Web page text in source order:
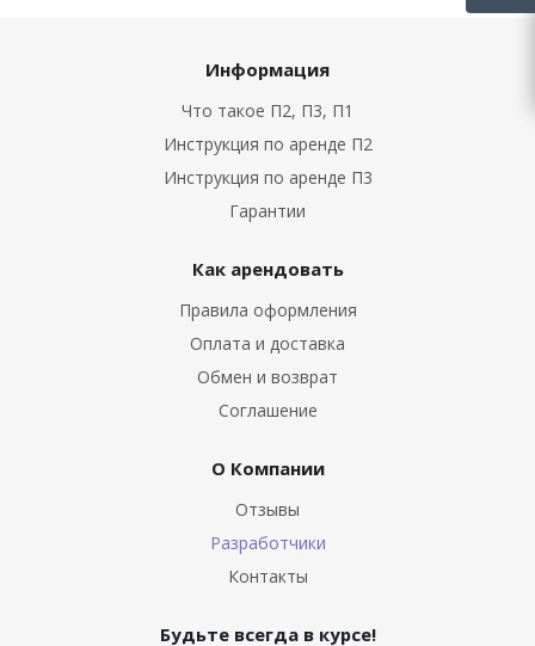
Информация
Что такое П2, П3, П1
Инструкция по аренде П2
Инструкция по аренде П3
Гарантии
Как арендовать
Правила оформления
Оплата и доставка
Обмен и возврат
Соглашение
О Компании
Отзывы
Разработчики
Контакты
Будьте всегда в курсе!